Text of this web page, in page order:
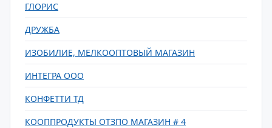
ГЛОРИС
ДРУЖБА
ИЗОБИЛИЕ, МЕЛКООПТОВЫЙ МАГАЗИН
ИНТЕГРА ООО
КОНФЕТТИ ТД
КООППРОДУКТЫ ОТЗПО МАГАЗИН # 4